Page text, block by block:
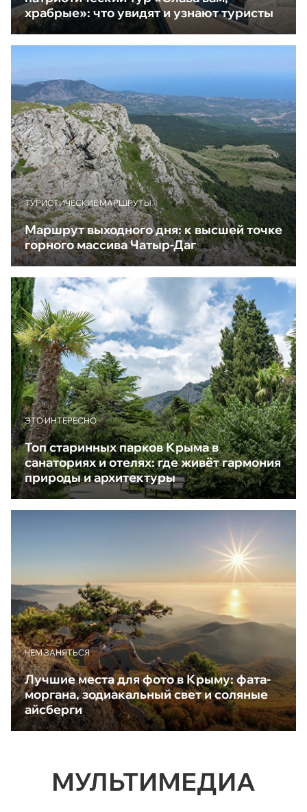
храбрые»: что увидят и узнают туристы
ТУРИСТИЧЕСКИЕ МАРШРУТЫ
Маршрут выходного дня: к высшей точке
горного массива Чатыр-Даг
ЭТО ИНТЕРЕСНО
Топ старинных парков Крыма в
санаториях и отелях: где живёт гармония
природы и архитектуры
ЧЕМ ЗАНЯТЬСЯ
Лучшие места для фото в Крыму: фата-
моргана, зодиакальный свет и соляные
айсберги
МУЛЬТИМЕДИА